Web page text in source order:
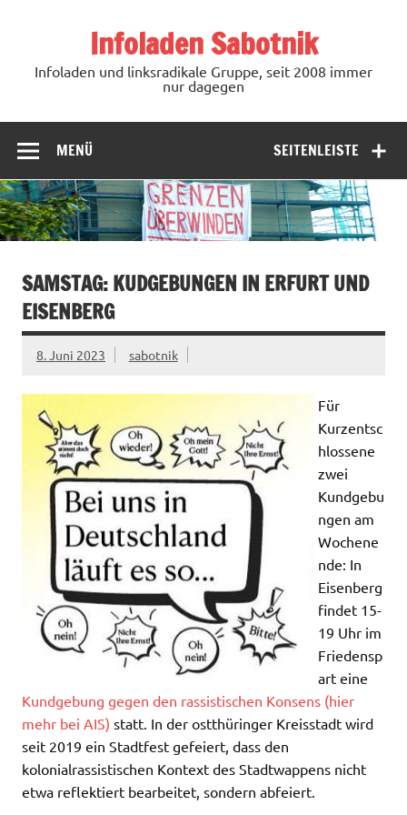
Infoladen Sabotnik
Infoladen und linksradikale Gruppe, seit 2008 immer
nur dagegen
SEITENLEISTE
MENÜ
SAMSTAG: KUDGEBUNGEN IN ERFURT UND
EISENBERG
8. Juni 2023 sabotnik
Für
Kurzentsc
hlossene
zwei
Kundgebu
ngen am
Wochene
nde: In
Eisenberg
findet 15-
19 Uhr im
Friedensp
art eine
Kundgebung gegen den rassistischen Konsens (hier
mehr bei AIS) statt. In der ostthüringer Kreisstadt wird
seit 2019 ein Stadtfest gefeiert, dass den
kolonialrassistischen Kontext des Stadtwappens nicht
etwa reflektiert bearbeitet, sondern abfeiert.